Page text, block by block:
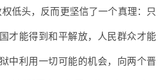
低头，反而更坚信了一个真理：只
才能得到和平解放，人民群众才能
中利用一切可能的机会，向两个晋